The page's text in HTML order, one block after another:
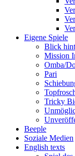
Eigene Spiele
Blick
Mission
Omba/
Pari
Tricky
Beeple
Soziale Medien
English texts